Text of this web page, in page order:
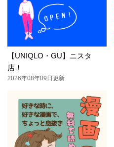
【UNIQLO・GU】ニスタ
店！
2026年08年09日更新